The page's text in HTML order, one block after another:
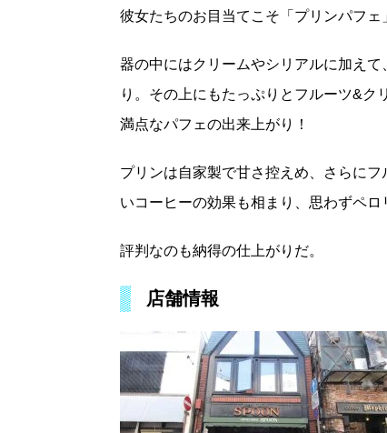
彼女たちのお目当てこそ「プリンパフェ
器の中にはクリームやシリアルに加え
り。その上にもたっぷりとフルーツ&ク
満点なパフェの出来上がり！
プリンは自家製で甘さ控えめ、さらに
いコーヒーの効果も相まり、思わずペロ
評判なのも納得の仕上がりだ。
店舗情報